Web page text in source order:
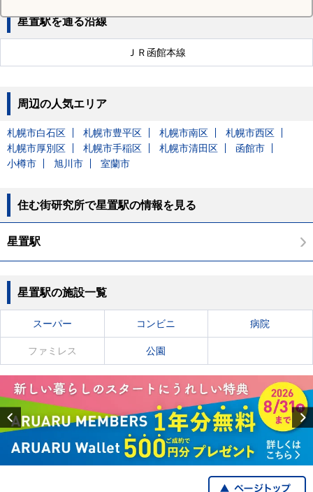
星置駅を通る沿線
ＪＲ函館本線
周辺の人気エリア
札幌市白石区 札幌市豊平区 札幌市南区
札幌市西区
札幌市厚別区
札幌市手稲区 札幌市清田区
函館市
小樽市
旭川市 室蘭市
住む街研究所で星置駅の情報を見る
星置駅
星置駅の施設一覧
スーパー コンビニ 病院
ファミレス 公園
Previous